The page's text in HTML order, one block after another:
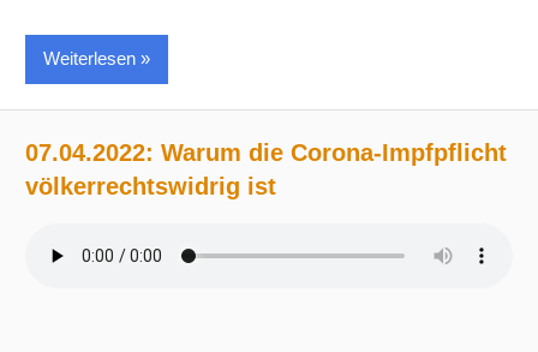
Weiterlesen
07.04.2022: Warum die Corona-Impfpflicht
völkerrechtswidrig ist